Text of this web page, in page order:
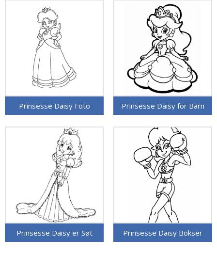
Prinsesse Daisy Foto Prinsesse Daisy for Barn
Prinsesse Daisy er Søt Prinsesse Daisy Bokser